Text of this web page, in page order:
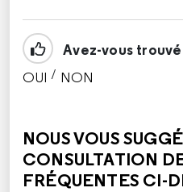
Avez-vous
OUI / NON
NOUS VOUS
CONSULTATION
FRÉQUENTES CI-